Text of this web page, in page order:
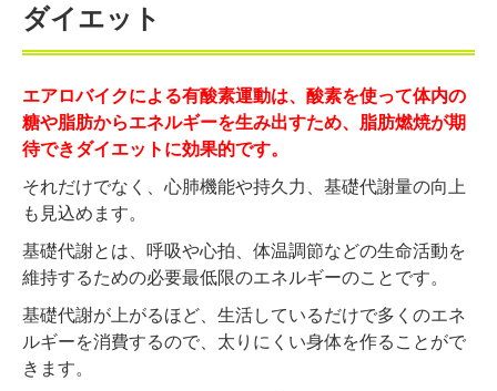
ダイエット
エアロバイクによる有酸素運動は、 酸素を使って体内の
糖や脂肪からエネルギーを生み出すため、脂肪燃焼が期
待できダイエットに効果的です。
それだけでなく、心肺機能や持久力、基礎代謝量の向上
も見込めます。
基礎代謝とは、呼吸や心拍、体温調節などの生命活動を
維持するための必要最低限のエネルギーのことです。
基礎代謝が上がるほど、生活しているだけで多くのエネ
ルギーを消費するので、太りにくい身体を作ることがで
きます。